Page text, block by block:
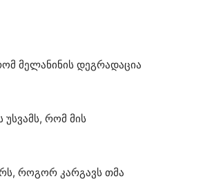
მელანინის დეგრადაცია
უსვამს, რომ მის
როგორ კარგავს თმა